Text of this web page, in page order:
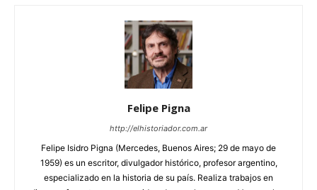
Felipe Pigna
http://elhistoriador.com.ar
Felipe Isidro Pigna (Mercedes, Buenos Aires; 29 de mayo de
1959) es un escritor, divulgador histórico, profesor argentino,
especializado en la historia de su país. Realiza trabajos en